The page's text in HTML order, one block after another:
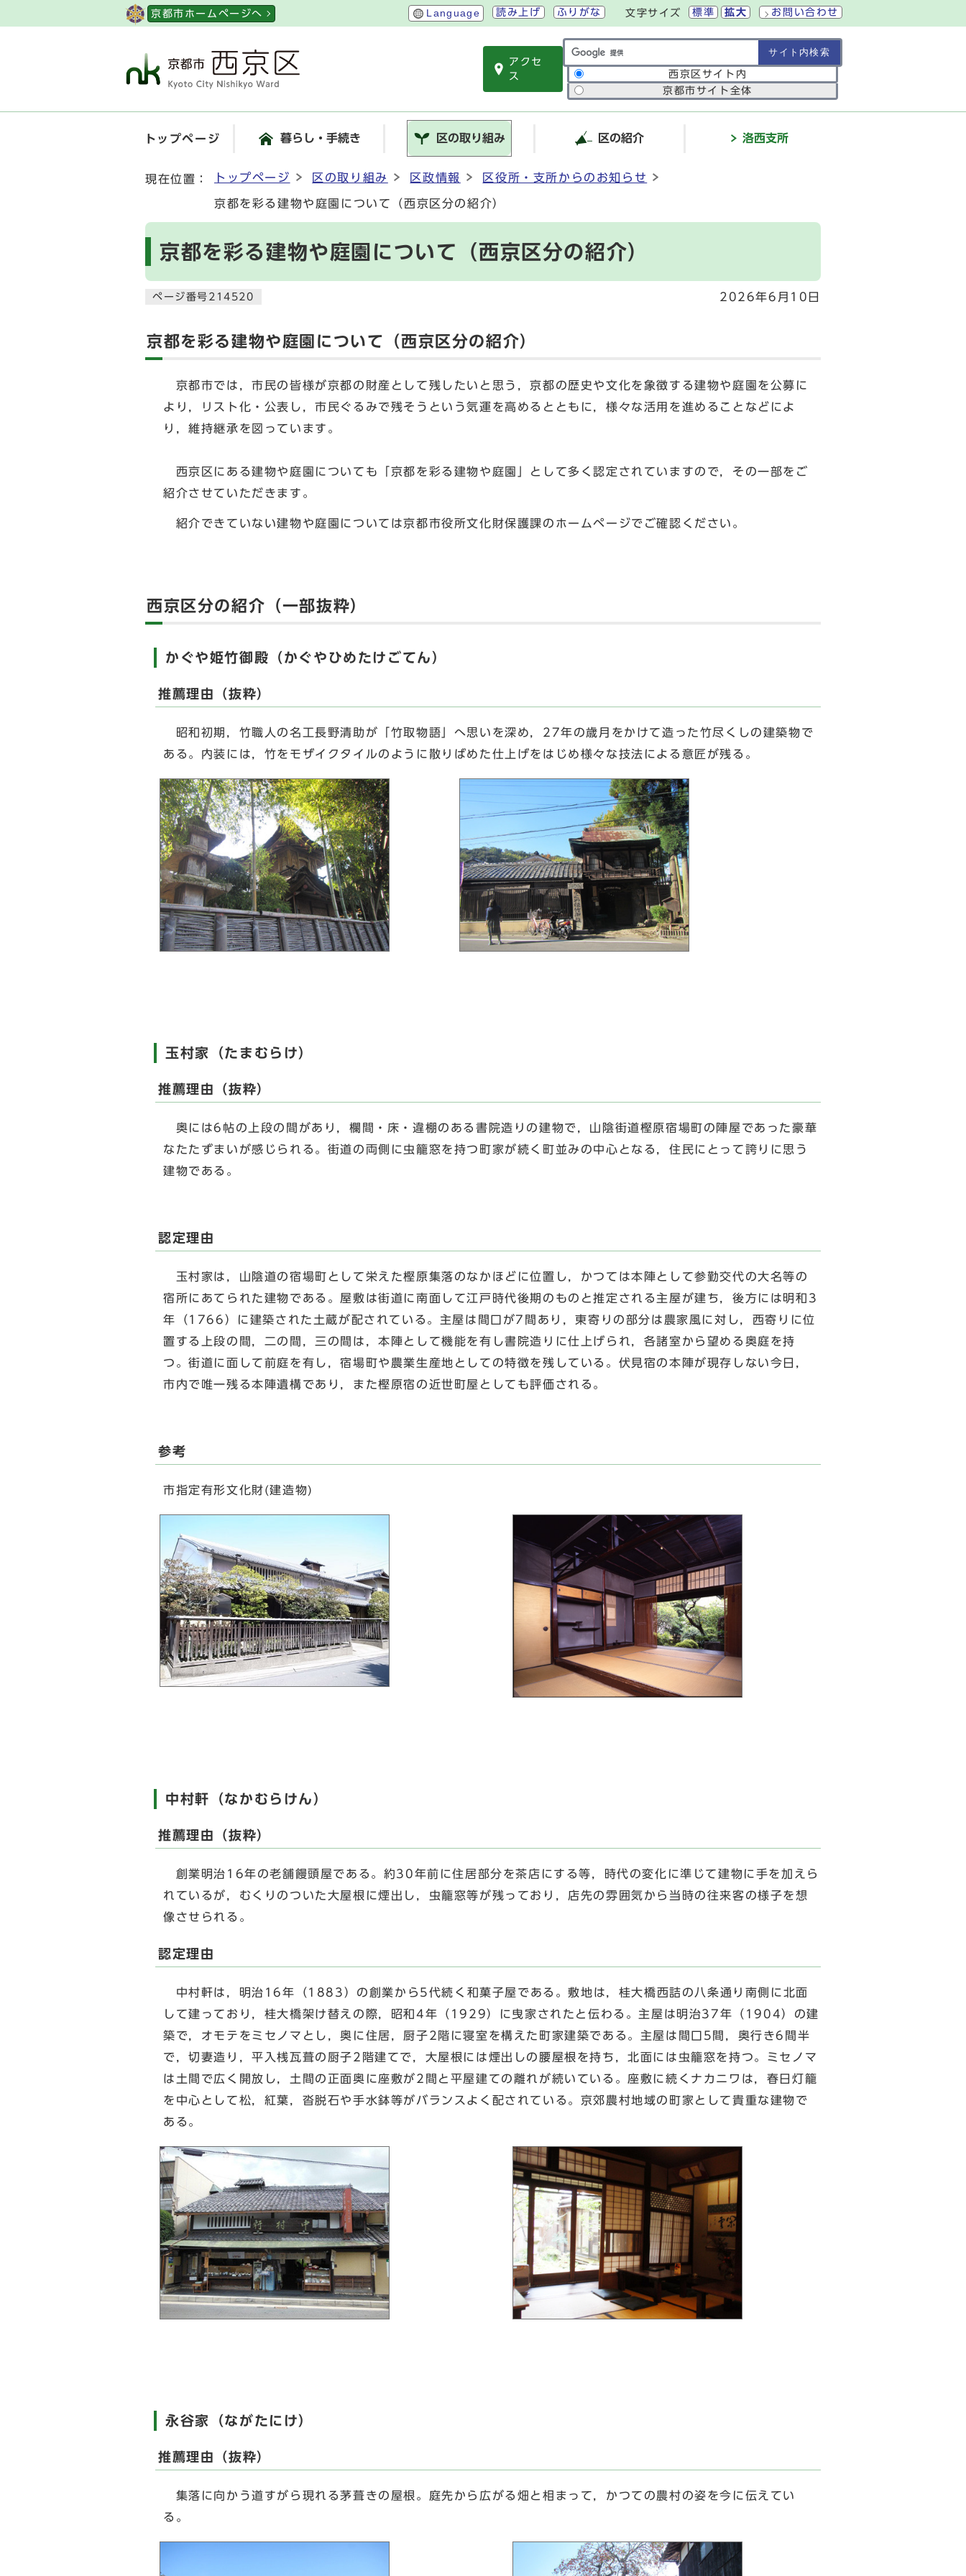
京都市ホームページへ Language 読み上げ ふりがな 文字サイズ 標準 拡大 お問い合わせ
アクセ
ス
サイト内検索の範囲
西京区サイト内
京都市サイト全体
トップページ 暮らし・手続き 区の取り組み 区の紹介 洛西支所
現在位置： トップページ 区の取り組み 区政情報 区役所・支所からのお知らせ
京都を彩る建物や庭園について（西京区分の紹介）
京都を彩る建物や庭園について（西京区分の紹介）
ページ番号214520 2026年6月10日
京都を彩る建物や庭園について（西京区分の紹介）
京都市では，市民の皆様が京都の財産として残したいと思う，京都の歴史や文化を象徴する建物や庭園を公募に
より，リスト化・公表し，市民ぐるみで残そうという気運を高めるとともに，様々な活用を進めることなどによ
り，維持継承を図っています。
西京区にある建物や庭園についても「京都を彩る建物や庭園」として多く認定されていますので，その一部をご
紹介させていただきます。
紹介できていない建物や庭園については京都市役所文化財保護課のホームページでご確認ください。
西京区分の紹介（一部抜粋）
かぐや姫竹御殿（かぐやひめたけごてん）
推薦理由（抜粋）
昭和初期，竹職人の名工長野清助が「竹取物語」へ思いを深め，27年の歳月をかけて造った竹尽くしの建築物で
ある。内装には，竹をモザイクタイルのように散りばめた仕上げをはじめ様々な技法による意匠が残る。
玉村家（たまむらけ）
推薦理由（抜粋）
奥には6帖の上段の間があり，欄間・床・違棚のある書院造りの建物で，山陰街道樫原宿場町の陣屋であった豪華
なたたずまいが感じられる。街道の両側に虫籠窓を持つ町家が続く町並みの中心となる，住民にとって誇りに思う
建物である。
認定理由
玉村家は，山陰道の宿場町として栄えた樫原集落のなかほどに位置し，かつては本陣として参勤交代の大名等の
宿所にあてられた建物である。屋敷は街道に南面して江戸時代後期のものと推定される主屋が建ち，後方には明和3
年（1766）に建築された土蔵が配されている。主屋は間口が7間あり，東寄りの部分は農家風に対し，西寄りに位
置する上段の間，二の間，三の間は，本陣として機能を有し書院造りに仕上げられ，各諸室から望める奥庭を持
つ。街道に面して前庭を有し，宿場町や農業生産地としての特徴を残している。伏見宿の本陣が現存しない今日，
市内で唯一残る本陣遺構であり，また樫原宿の近世町屋としても評価される。
参考
市指定有形文化財(建造物)
中村軒（なかむらけん）
推薦理由（抜粋）
創業明治16年の老舗饅頭屋である。約30年前に住居部分を茶店にする等，時代の変化に準じて建物に手を加えら
れているが，むくりのついた大屋根に煙出し，虫籠窓等が残っており，店先の雰囲気から当時の往来客の様子を想
像させられる。
認定理由
中村軒は，明治16年（1883）の創業から5代続く和菓子屋である。敷地は，桂大橋西詰の八条通り南側に北面
して建っており，桂大橋架け替えの際，昭和4年（1929）に曳家されたと伝わる。主屋は明治37年（1904）の建
築で，オモテをミセノマとし，奥に住居，厨子2階に寝室を構えた町家建築である。主屋は間口5間，奥行き6間半
で，切妻造り，平入桟瓦葺の厨子2階建てで，大屋根には煙出しの腰屋根を持ち，北面には虫籠窓を持つ。ミセノマ
は土間で広く開放し，土間の正面奥に座敷が2間と平屋建ての離れが続いている。座敷に続くナカニワは，春日灯籠
を中心として松，紅葉，沓脱石や手水鉢等がバランスよく配されている。京郊農村地域の町家として貴重な建物で
ある。
永谷家（ながたにけ）
推薦理由（抜粋）
集落に向かう道すがら現れる茅葺きの屋根。庭先から広がる畑と相まって，かつての農村の姿を今に伝えてい
る。